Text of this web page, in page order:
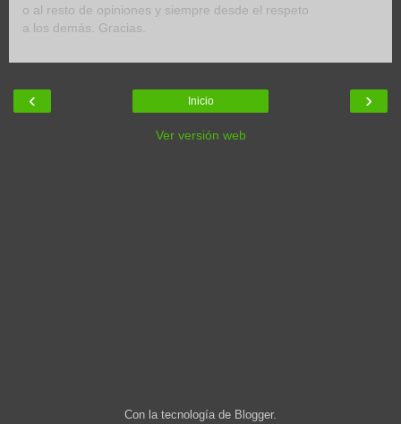
o al resto de opiniones y siempre desde el respeto
a los demás. Gracias.
‹ ›
Inicio
Ver versión web
Con la tecnología de Blogger.